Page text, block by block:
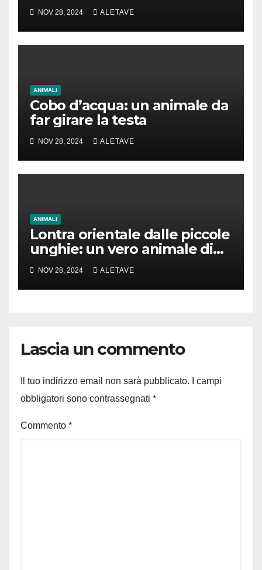
NOV 28, 2024 ALETAVE
ANIMALI
Cobo d’acqua: un animale da
far girare la testa
NOV 28, 2024 ALETAVE
ANIMALI
Lontra orientale dalle piccole
unghie: un vero animale di
cui parlare
NOV 28, 2024 ALETAVE
Lascia un commento
Il tuo indirizzo email non sarà pubblicato.
I campi
obbligatori sono contrassegnati *
Commento *